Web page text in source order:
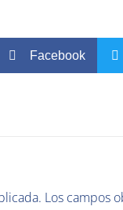
Facebook
Los campos